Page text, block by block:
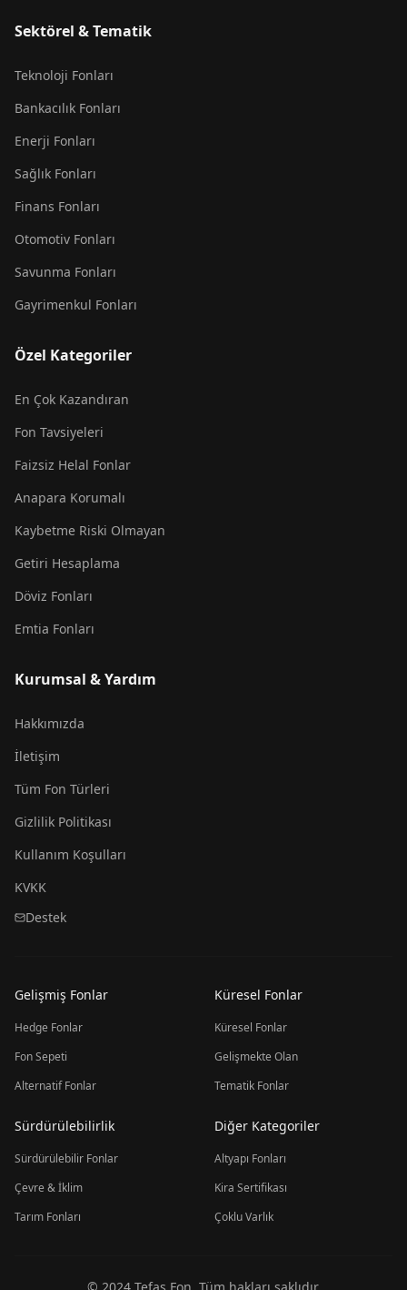
Sektörel & Tematik
Teknoloji Fonları
Bankacılık Fonları
Enerji Fonları
Sağlık Fonları
Finans Fonları
Otomotiv Fonları
Savunma Fonları
Gayrimenkul Fonları
Özel Kategoriler
En Çok Kazandıran
Fon Tavsiyeleri
Faizsiz Helal Fonlar
Anapara Korumalı
Kaybetme Riski Olmayan
Getiri Hesaplama
Döviz Fonları
Emtia Fonları
Kurumsal & Yardım
Hakkımızda
İletişim
Tüm Fon Türleri
Gizlilik Politikası
Kullanım Koşulları
KVKK
Destek
Gelişmiş Fonlar
Hedge Fonlar
Fon Sepeti
Alternatif Fonlar
Küresel Fonlar
Küresel Fonlar
Gelişmekte Olan
Tematik Fonlar
Sürdürülebilirlik
Sürdürülebilir Fonlar
Çevre & İklim
Tarım Fonları
Diğer Kategoriler
Altyapı Fonları
Kira Sertifikası
Çoklu Varlık